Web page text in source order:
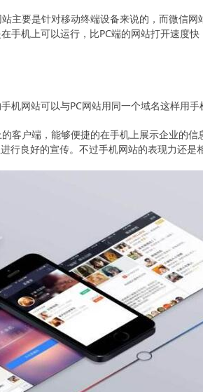
主要是针对移动终端设备来说的，而微信网
机上可以运行，比PC端的网站打开速度
网站可以与PC网站用同一个域名这样用手
客户端，能够便捷的在手机上展示企业的
良好的宣传。不过手机网站的表现力还是